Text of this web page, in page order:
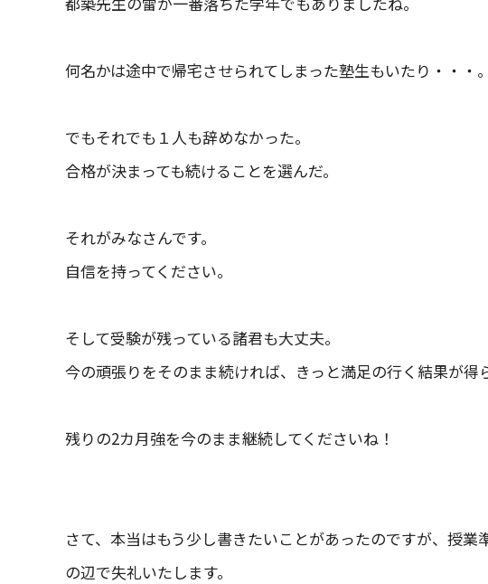
何名かは途中で帰宅させられてしまった塾生もいたり・・・。
でもそれでも１人も辞めなかった。
合格が決まっても続けることを選んだ。
それがみなさんです。
自信を持ってください。
そして受験が残っている諸君も大丈夫。
今の頑張りをそのまま続ければ、きっと満足の行く結果が得
残りの2カ月強を今のまま継続してくださいね！
さて、本当はもう少し書きたいことがあったのですが、授業
の辺で失礼いたします。